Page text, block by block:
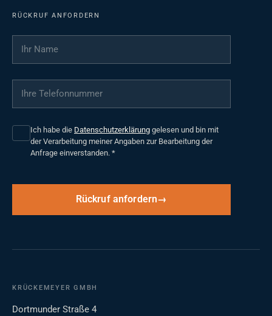
RÜCKRUF ANFORDERN
Ihr Name
Ihre Telefonnummer
Ich habe die Datenschutzerklärung gelesen und bin mit
der Verarbeitung meiner Angaben zur Bearbeitung der
Anfrage einverstanden. *
Rückruf anfordern
KRÜCKEMEYER GMBH
Dortmunder Straße 4